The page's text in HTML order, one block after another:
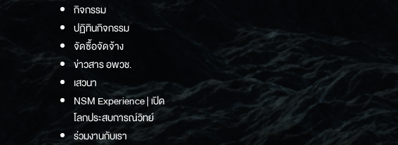
กิจกรรม
ปฏิทินกิจกรรม
จัดซื้อจัดจ้าง
ข่าวสาร อพวช.
เสวนา
NSM Experience | เปิด
โลกประสบการณ์วิทย์
ร่วมงานกับเรา